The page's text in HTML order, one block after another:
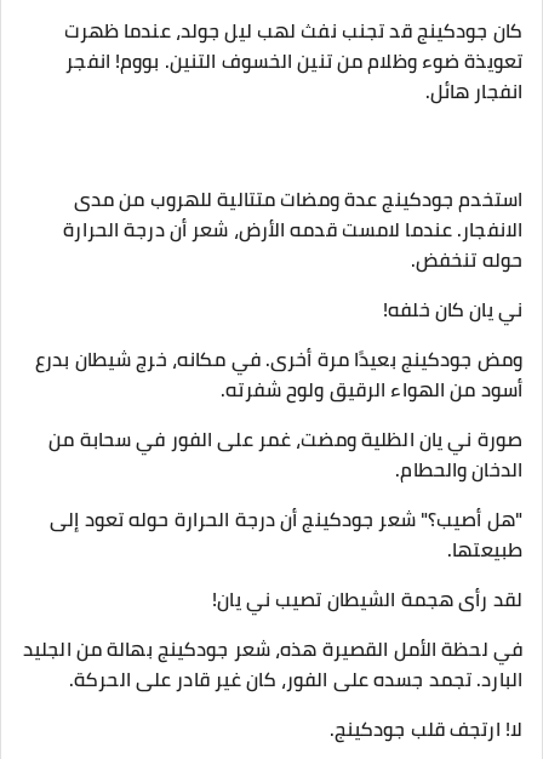
كان جودكينج قد تجنب نفث لهب ليل جولد، عندما ظهرت
تعويذة ضوء وظلام من تنين الخسوف التنين. بووم! انفجر
انفجار هائل.
استخدم جودكينج عدة ومضات متتالية للهروب من مدى
الانفجار. عندما لامست قدمه الأرض، شعر أن درجة الحرارة
حوله تنخفض.
ني يان كان خلفه!
ومض جودكينج بعيدًا مرة أخرى. في مكانه، خرج شيطان بدرع
أسود من الهواء الرقيق ولوح شفرته.
صورة ني يان الظلية ومضت، غمر على الفور في سحابة من
الدخان والحطام.
"هل أصيب؟" شعر جودكينج أن درجة الحرارة حوله تعود إلى
طبيعتها.
لقد رأى هجمة الشيطان تصيب ني يان!
في لحظة الأمل القصيرة هذه، شعر جودكينج بهالة من الجليد
البارد. تجمد جسده على الفور، كان غير قادر على الحركة.
لا! ارتجف قلب جودكينج.